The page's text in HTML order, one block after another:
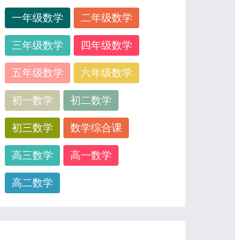
一年级数学 二年级数学
三年级数学 四年级数学
五年级数学 六年级数学
初一数学 初二数学
初三数学 数学综合课
高三数学 高一数学
高二数学